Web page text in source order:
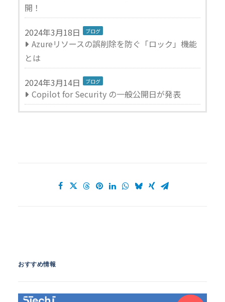
開！
2024年3月18日 ブログ
Azureリソースの誤削除を防ぐ「ロック」機能
とは
2024年3月14日 ブログ
Copilot for Security の一般公開日が発表
おすすめ情報